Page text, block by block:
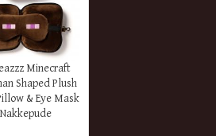
Minecraft
Shaped Plush
& Eye Mask